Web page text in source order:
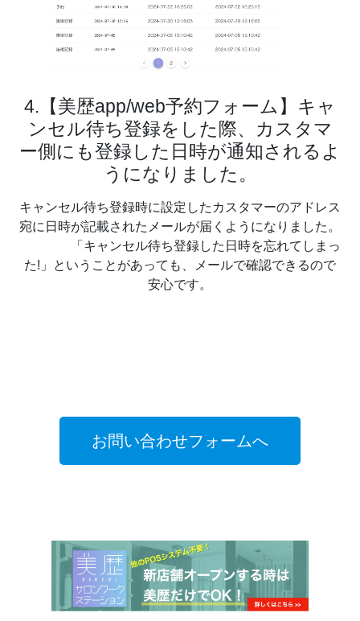
4.【美歴app/web予約フォーム】キャ
ンセル待ち登録をした際、カスタマ
ー側にも登録した日時が通知されるよ
うになりました。
キャンセル待ち登録時に設定したカスタマーのアドレス
宛に日時が記載されたメールが届くようになりました。
「キャンセル待ち登録した日時を忘れてしまっ
た!」ということがあっても、メールで確認できるので
安心です。
お問い合わせフォームへ